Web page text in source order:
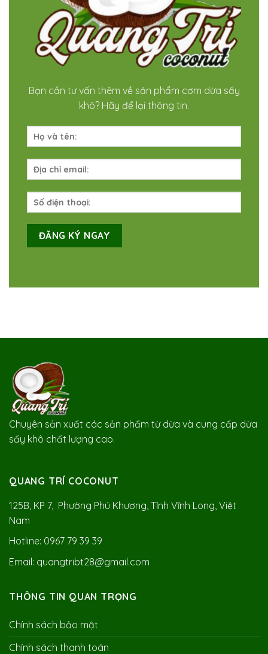
Bạn cần tư vấn thêm về sản phẩm cơm dừa sấy
khô? Hãy để lại thông tin.
Chuyên sản xuất các sản phẩm từ dừa và cung cấp dừa
sấy khô chất lượng cao.
QUANG TRÍ COCONUT
125B, KP 7, Phường Phú Khương, Tỉnh Vĩnh Long, Việt
Nam
Hotline: 0967 79 39 39
Email: quangtribt28@gmail.com
THÔNG TIN QUAN TRỌNG
Chính sách bảo mật
Chính sách thanh toán